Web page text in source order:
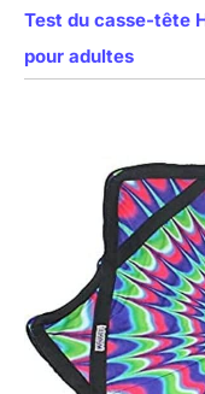
Test du casse-tête
pour adultes